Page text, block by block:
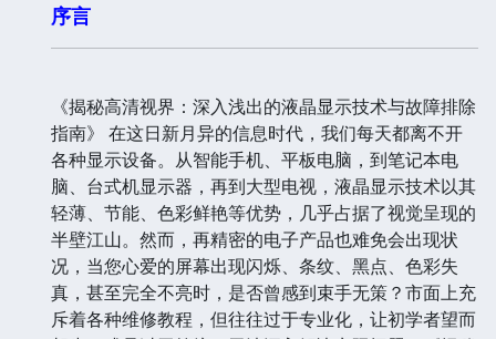
序言
《揭秘高清视界：深入浅出的液晶显示技术与故障排除
指南》 在这日新月异的信息时代，我们每天都离不开
各种显示设备。从智能手机、平板电脑，到笔记本电
脑、台式机显示器，再到大型电视，液晶显示技术以其
轻薄、节能、色彩鲜艳等优势，几乎占据了视觉呈现的
半壁江山。然而，再精密的电子产品也难免会出现状
况，当您心爱的屏幕出现闪烁、条纹、黑点、色彩失
真，甚至完全不亮时，是否曾感到束手无策？市面上充
斥着各种维修教程，但往往过于专业化，让初学者望而